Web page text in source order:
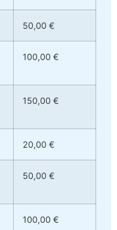
50,00 €
100,00 €
150,00 €
20,00 €
50,00 €
100,00 €